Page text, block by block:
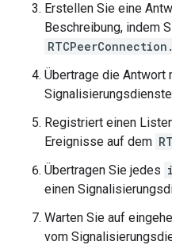
Erstellen Sie eine
Beschreibung, indem
Übertrage die Antwort
Registriert einen
Ereignisse auf dem
Übertragen Sie jedes
einen
Warten Sie auf
vom